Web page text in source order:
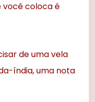
você coloca é
de uma vela
índia, uma nota